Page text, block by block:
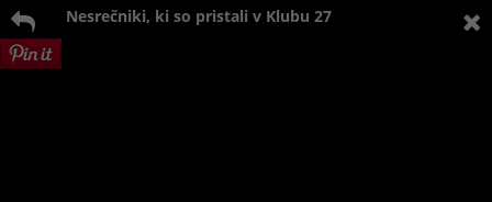
Nesrečniki, ki so pristali v Klubu 27